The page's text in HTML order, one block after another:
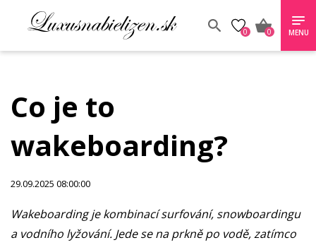
0 0 MENU
Co je to
wakeboarding?
29.09.2025 08:00:00
Wakeboarding je kombinací surfování, snowboardingu
a vodního lyžování. Jede se na prkně po vodě, zatímco